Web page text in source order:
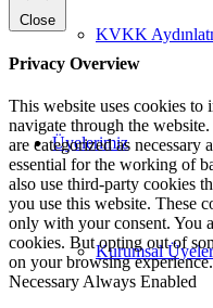
KVKK
Üyelerimiz
Kurumsal Üyeler
Close
Privacy Overview
This website uses cookies
navigate through the
are categorized as necessary
essential for the working of
also use third-party cookies
you use this website. These
only with your consent. You
cookies. But opting out of
on your browsing experience.
Necessary Always Enabled